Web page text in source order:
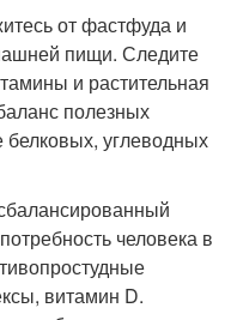
от фастфуда и
пищи. Следите
и растительная
полезных
белковых, углеводных
человека в
витамин D.